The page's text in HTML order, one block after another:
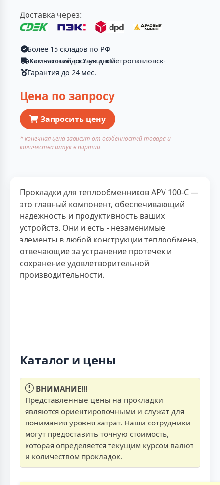
Доставка через:
Более 15 складов по РФ
Бесплатная доставка в Петропавловск-Камчатский от 2-ух дней
Гарантия до 24 мес.
Цена по запросу
Запросить цену
* конечная цена зависит от особенностей товара и
количества штук в партии
Прокладки для теплообменников APV 100-C —
это главный компонент, обеспечивающий
надежность и продуктивность ваших
устройств. Они и есть - незаменимые
элементы в любой конструкции теплообмена,
отвечающие за устранение протечек и
сохранение удовлетворительной
производительности.
Каталог и цены
ВНИМАНИЕ!!!
Представленные цены на прокладки
являются ориентировочными и служат для
понимания уровня затрат. Наши сотрудники
могут предоставить точную стоимость,
которая определяется текущим курсом валют
и количеством прокладок.